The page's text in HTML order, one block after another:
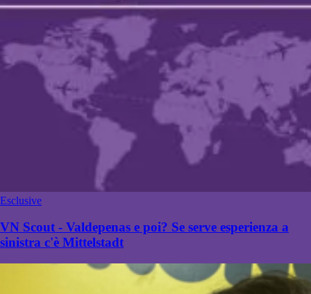
Esclusive
VN Scout - Valdepenas e poi? Se serve esperienza a
sinistra c'è Mittelstadt